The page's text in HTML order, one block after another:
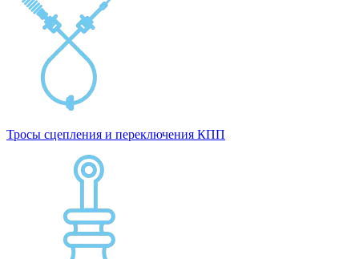
Тросы сцепления и переключения КПП